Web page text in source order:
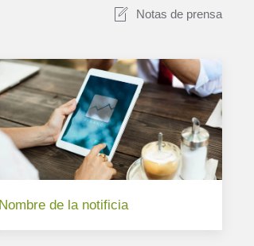
Notas de prensa
Nombre de la notificia